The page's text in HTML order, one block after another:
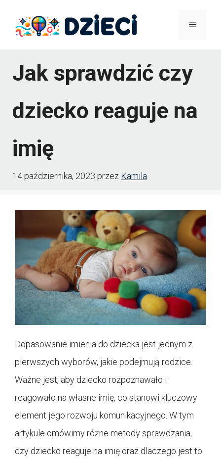
Menu
Jak sprawdzić czy
dziecko reaguje na
imię
14 października, 2023 przez Kamila
Dopasowanie imienia do dziecka jest jednym z
pierwszych wyborów, jakie podejmują rodzice.
Ważne jest, aby dziecko rozpoznawało i
reagowało na własne imię, co stanowi kluczowy
element jego rozwoju komunikacyjnego. W tym
artykule omówimy różne metody sprawdzania,
czy dziecko reaguje na imię oraz dlaczego jest to